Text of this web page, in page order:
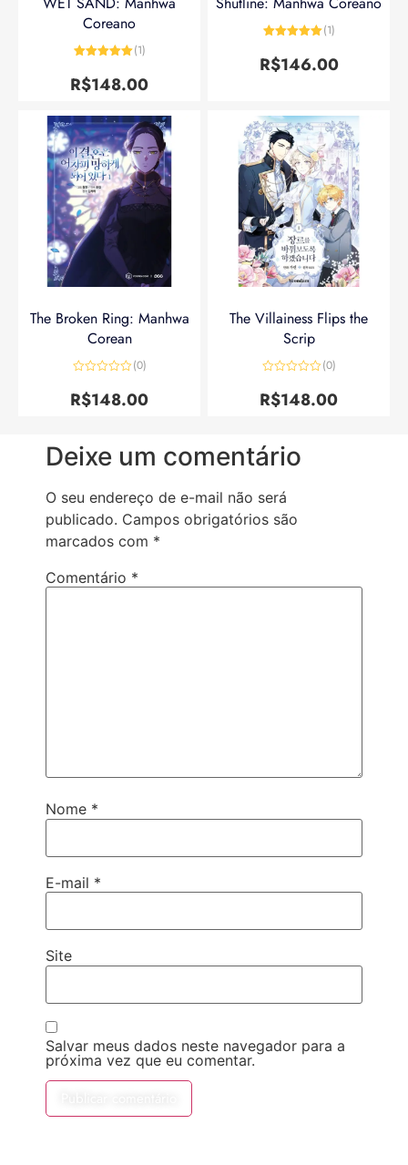
Coreano
de 5
(1)
R$148.00
de 5
(1)
R$146.00
The Broken Ring: Manhwa
Corean
0
de
(0)
R$148.00
The Villainess Flips the
Scrip
0
de
(0)
R$148.00
Deixe um comentário
O seu endereço de e-mail não será
publicado. Campos obrigatórios são
marcados com *
Comentário *
Nome *
E-mail *
Site
Salvar meus dados neste navegador para a
próxima vez que eu comentar.